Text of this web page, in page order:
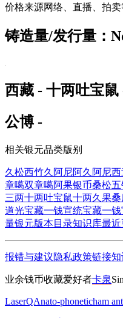
价格来源网络、直播、拍
铸造量/发行量：
西藏 - 十两吐宝鼠
公博 -
相关银元品类版别
久松西竹久阿尼阿久阿尼西
章噶双章噶阿果银币桑松
三两十两吐宝鼠十两久果桑
道光宝藏一钱宣统宝藏一钱
量银元版本目录知识库最
报错与建议隐私政策链接知
业余钱币收藏爱好者卡泉
LaserQAnato-phoneticham